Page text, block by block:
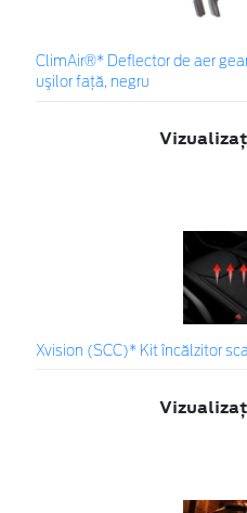
ClimAir®* Deflector de aer
uşilor faţă, negru
Xvision (SCC)* Kit încălzitor